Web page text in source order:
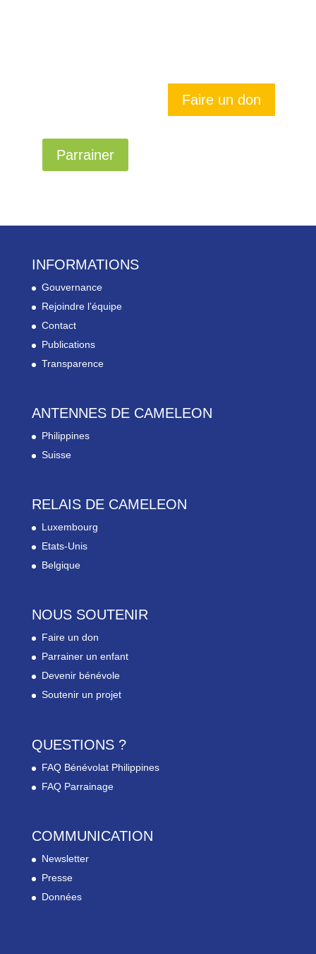
Faire un don
Parrainer
INFORMATIONS
Gouvernance
Rejoindre l’équipe
Contact
Publications
Transparence
ANTENNES DE CAMELEON
Philippines
Suisse
RELAIS DE CAMELEON
Luxembourg
Etats-Unis
Belgique
NOUS SOUTENIR
Faire un don
Parrainer un enfant
Devenir bénévole
Soutenir un projet
QUESTIONS ?
FAQ Bénévolat Philippines
FAQ Parrainage
COMMUNICATION
Newsletter
Presse
Données